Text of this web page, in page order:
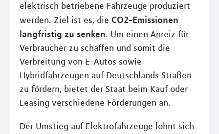
elektrisch betriebene Fahrzeuge produziert
werden. Ziel ist es, die CO2-Emissionen
langfristig zu senken. Um einen Anreiz für
Verbraucher zu schaffen und somit die
Verbreitung von E-Autos sowie
Hybridfahrzeugen auf Deutschlands Straßen
zu fördern, bietet der Staat beim Kauf oder
Leasing verschiedene Förderungen an.
Der Umstieg auf Elektrofahrzeuge lohnt sich